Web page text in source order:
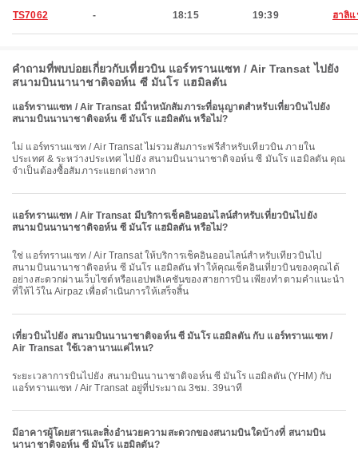
TS7062 - 18:15 19:39 ฮาลิ
คำถามที่พบบ่อยเกี่ยวกับเที่ยวบิน แอร์ทรานแซท / Air Transat ไปยัง
สนามบินนานาชาติจอห์น ซี มันโร แฮมิลตัน
แอร์ทรานแซท / Air Transat มีน้ําหนักสัมภาระที่อนุญาตสําหรับเที่ยวบินไปยัง
สนามบินนานาชาติจอห์น ซี มันโร แฮมิลตัน หรือไม่?
ไม่ แอร์ทรานแซท / Air Transat ไม่รวมสัมภาระฟรีสำหรับเที่ยวบิน ภายใน
ประเทศ & ระหว่างประเทศ ไปยัง สนามบินนานาชาติจอห์น ซี มันโร แฮมิลตัน คุณ
จำเป็นต้องซื้อสัมภาระแยกต่างหาก
แอร์ทรานแซท / Air Transat มีบริการเช็คอินออนไลน์สำหรับเที่ยวบินไปยัง
สนามบินนานาชาติจอห์น ซี มันโร แฮมิลตัน หรือไม่?
ใช่ แอร์ทรานแซท / Air Transat ให้บริการเช็คอินออนไลน์สำหรับเที่ยวบินไป
สนามบินนานาชาติจอห์น ซี มันโร แฮมิลตัน ทำให้คุณเช็คอินเที่ยวบินของคุณได้
อย่างสะดวกผ่านเว็บไซต์หรือแอปพลิเคชันของสายการบิน เพียงทำตามคำแนะนำ
ที่ให้ไว้ใน Airpaz เพื่อดำเนินการให้เสร็จสิ้น
เที่ยวบินไปยัง สนามบินนานาชาติจอห์น ซี มันโร แฮมิลตัน กับ แอร์ทรานแซท /
Air Transat ใช้เวลานานแค่ไหน?
ระยะเวลาการบินไปยัง สนามบินนานาชาติจอห์น ซี มันโร แฮมิลตัน (YHM) กับ
แอร์ทรานแซท / Air Transat อยู่ที่ประมาณ 3ชม. 39นาที
มีอาคารผู้โดยสารและสิ่งอำนวยความสะดวกของสนามบินใดบ้างที่ สนามบิน
นานาชาติจอห์น ซี มันโร แฮมิลตัน?